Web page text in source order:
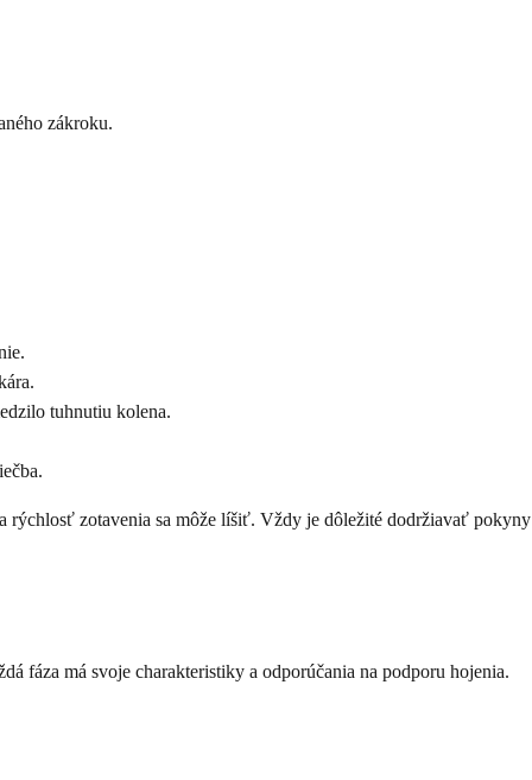
zákroku.
tuhnutiu kolena.
rýchlosť zotavenia sa môže líšiť. Vždy je dôležité dodržiavať pokyny
fáza má svoje charakteristiky a odporúčania na podporu hojenia.